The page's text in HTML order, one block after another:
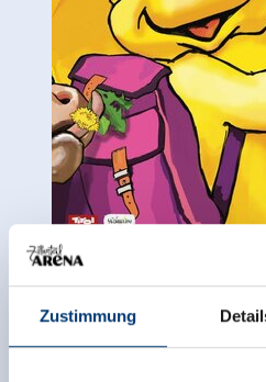
Zustimmung Terug naar